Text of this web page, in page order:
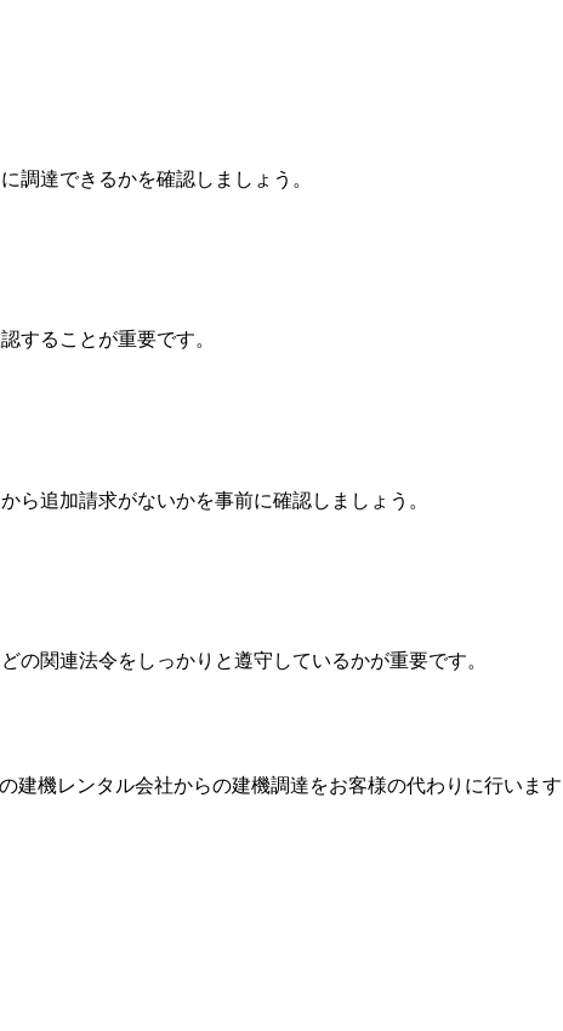
調達できるかを確認しましょう。
することが重要です。
追加請求がないかを事前に確認しましょう。
関連法令をしっかりと遵守しているかが重要です。
の建機レンタル会社からの建機調達をお客様の代わりに行いま